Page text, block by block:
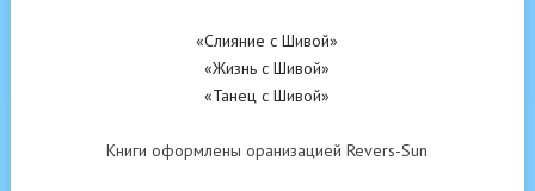
«Слияние с Шивой»
«Жизнь с Шивой»
«Танец с Шивой»
Книги оформлены оранизацией Revers-Sun